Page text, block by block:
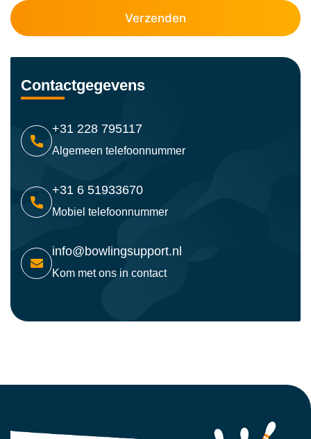
Contactgegevens
+31 228 795117
Algemeen telefoonnummer
+31 6 51933670
Mobiel telefoonnummer
info@bowlingsupport.nl
Kom met ons in contact